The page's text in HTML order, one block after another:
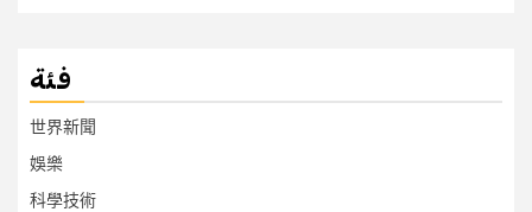
فئة
世界新聞
娛樂
科學技術